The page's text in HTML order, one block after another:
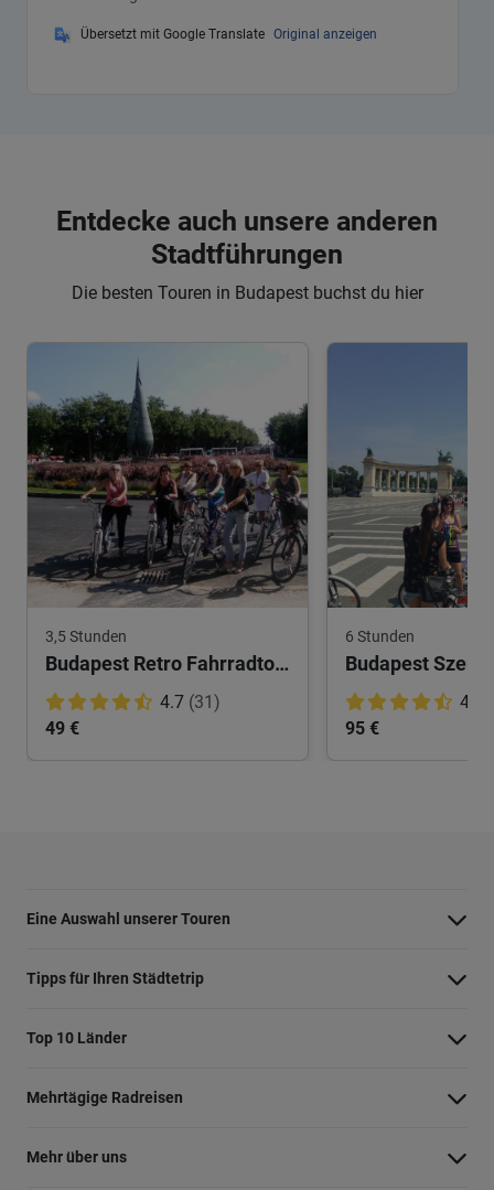
Übersetzt mit Google Translate Original anzeigen
Entdecke auch unsere anderen
Stadtführungen
Die besten Touren in Budapest buchst du hier
3,5 Stunden
Budapest Retro Fahrradtour
4.7 (31)
49 €
6 Stunden
4.5
95 €
Eine Auswahl unserer Touren
Barcelona Highlights Tour
Highlights von Paris
Private Tour Tallinn
Tipps für Ihren Städtetrip
Strände bei Athen
Nahverkehr in Dublin
Shopping in Amsterdam
Top 10 Länder
Niederlande
Mehrtägige Radreisen
Radreise Niederlande
Mehr über uns